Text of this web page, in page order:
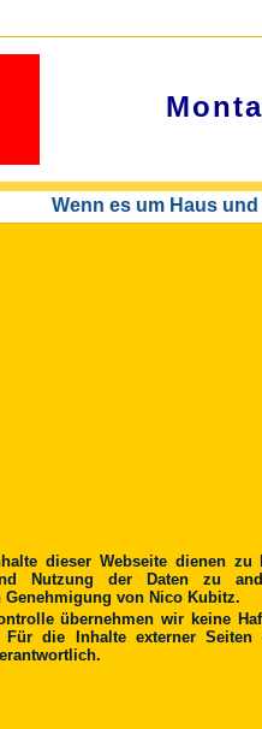
Wenn es um Haus und
dieser Webseite dienen zu
Nutzung der Daten zu
von Nico Kubitz.
übernehmen wir keine
die Inhalte externer Seiten